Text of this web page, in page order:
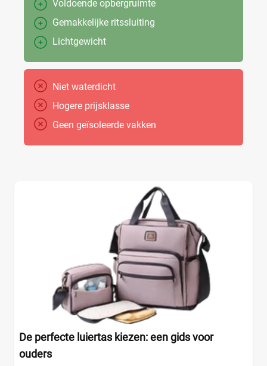
Voldoende opbergruimte
Gemakkelijke ritssluiting
Lichtgewicht
Niet waterdicht
Hogere prijsklasse
Geen geïsoleerde vakken
De perfecte luiertas kiezen: een gids voor
ouders